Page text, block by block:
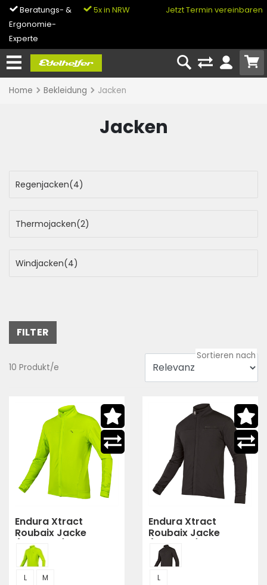
Beratungs- &
Ergonomie-
Experte
5x in NRW
0% Finanzierung
Jetzt Termin vereinbaren
Home Bekleidung Jacken
Jacken
Regenjacken(4)
Thermojacken(2)
Windjacken(4)
FILTER
10 Produkt/e
Endura Xtract
Roubaix Jacke
(langarm)
L M
Endura Xtract
Roubaix Jacke
(langarm)
L